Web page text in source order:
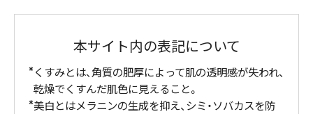
本サイト内の表記について
くすみとは、角質の肥厚によって肌の透明感が失われ、
乾燥でくすんだ肌色に見えること。
美白とはメラニンの生成を抑え、シミ・ソバカスを防